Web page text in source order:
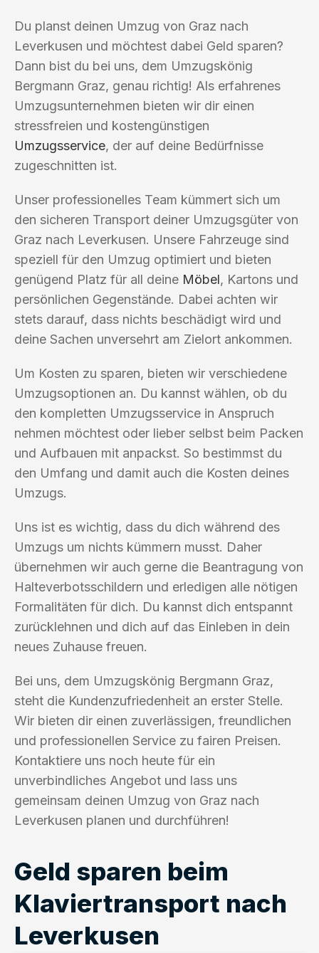
Du planst deinen Umzug von Graz nach
Leverkusen und möchtest dabei Geld sparen?
Dann bist du bei uns, dem Umzugskönig
Bergmann Graz, genau richtig! Als erfahrenes
Umzugsunternehmen bieten wir dir einen
stressfreien und kostengünstigen
Umzugsservice, der auf deine Bedürfnisse
zugeschnitten ist.
Unser professionelles Team kümmert sich um
den sicheren Transport deiner Umzugsgüter von
Graz nach Leverkusen. Unsere Fahrzeuge sind
speziell für den Umzug optimiert und bieten
genügend Platz für all deine Möbel, Kartons und
persönlichen Gegenstände. Dabei achten wir
stets darauf, dass nichts beschädigt wird und
deine Sachen unversehrt am Zielort ankommen.
Um Kosten zu sparen, bieten wir verschiedene
Umzugsoptionen an. Du kannst wählen, ob du
den kompletten Umzugsservice in Anspruch
nehmen möchtest oder lieber selbst beim Packen
und Aufbauen mit anpackst. So bestimmst du
den Umfang und damit auch die Kosten deines
Umzugs.
Uns ist es wichtig, dass du dich während des
Umzugs um nichts kümmern musst. Daher
übernehmen wir auch gerne die Beantragung von
Halteverbotsschildern und erledigen alle nötigen
Formalitäten für dich. Du kannst dich entspannt
zurücklehnen und dich auf das Einleben in dein
neues Zuhause freuen.
Bei uns, dem Umzugskönig Bergmann Graz,
steht die Kundenzufriedenheit an erster Stelle.
Wir bieten dir einen zuverlässigen, freundlichen
und professionellen Service zu fairen Preisen.
Kontaktiere uns noch heute für ein
unverbindliches Angebot und lass uns
gemeinsam deinen Umzug von Graz nach
Leverkusen planen und durchführen!
Geld sparen beim
Klaviertransport nach
Leverkusen